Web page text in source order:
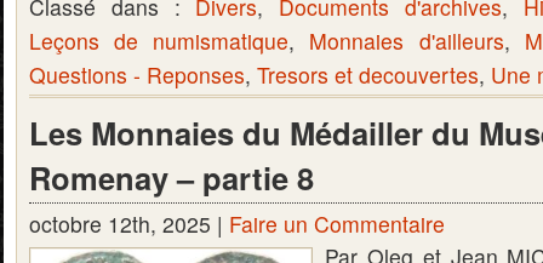
Classé dans : Divers, Documents d'archives,
Leçons de numismatique, Monnaies d'ailleurs,
Questions - Reponses, Tresors et decouvertes, Une
Les Monnaies du Médailler du
Romenay – partie 8
octobre 12th, 2025 | Faire un Commentaire
Par Oleg et Jean